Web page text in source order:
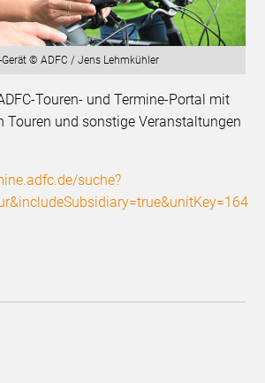
© ADFC / Jens Lehmkühler
Touren- und Termine-Portal mit
Touren und sonstige Veranstaltungen
suche?